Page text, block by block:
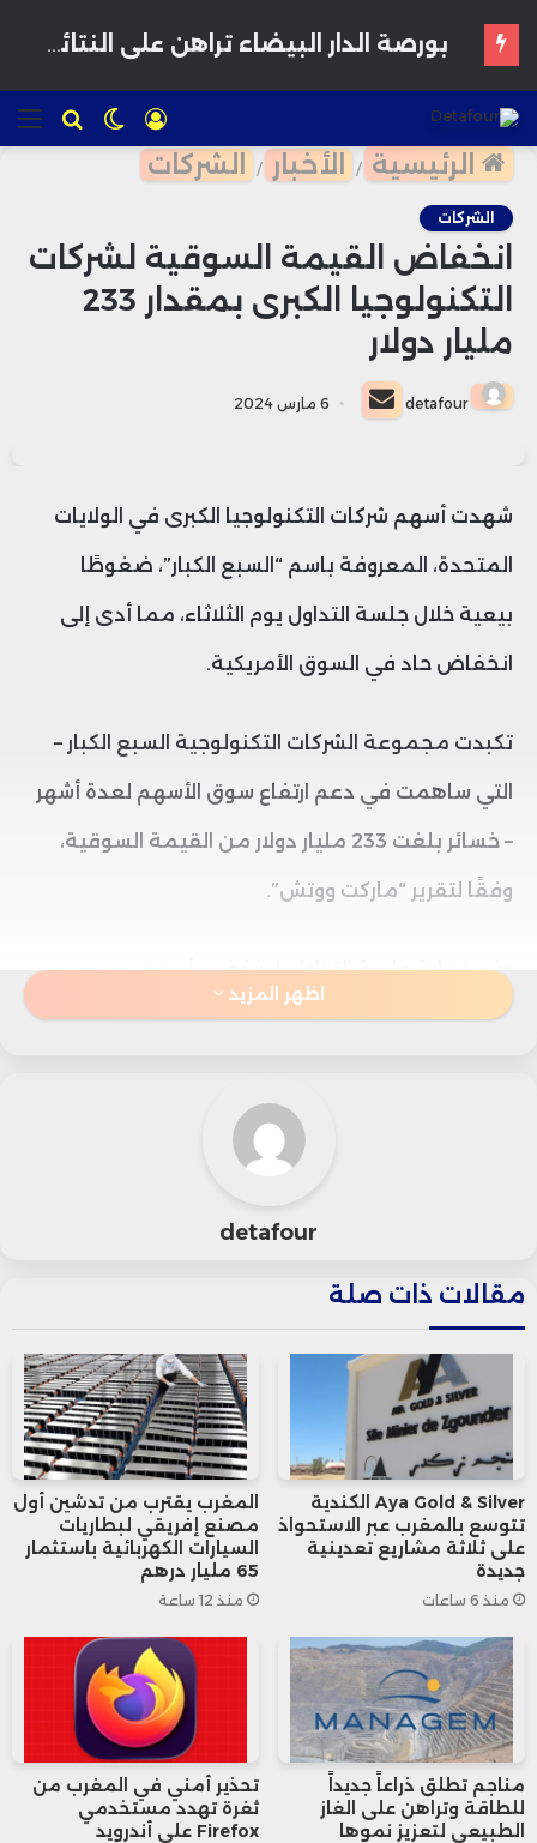
للبحث الوضع
المظلم
تسجيل
الدخول
الرئيسية / الأخبار / الشركات
الشركات
انخفاض القيمة السوقية لشركات
التكنولوجيا الكبرى بمقدار 233
مليار دولار
detafour
أرسل
بريدا
6 مارس 2024
شهدت أسهم شركات التكنولوجيا الكبرى في الولايات
المتحدة، المعروفة باسم “السبع الكبار”، ضغوطًا
بيعية خلال جلسة التداول يوم الثلاثاء، مما أدى إلى
انخفاض حاد في السوق الأمريكية.
تكبدت مجموعة الشركات التكنولوجية السبع الكبار –
التي ساهمت في دعم ارتفاع سوق الأسهم لعدة أشهر
– خسائر بلغت 233 مليار دولار من القيمة السوقية،
وفقًا لتقرير “ماركت ووتش”.
وفي نهاية جلسة التداول، انخفضت أسهم
“مايكروسوفت” و”آبل” و”أمازون” و”ألفابت” و”ميتا
و1.95% و0.5% و1.6% و3.95% على التوالي، في حين
ارتفع سهم “إنفيديا” بنسبة 0.85%.
علق “بيتر كارديلو”، كبير استراتيجيي السوق في “سبارتان
كابيتال سيكيوريتيز”: “نحن نشهد تراجعًا، وسيعتمد
التوظيف في حال كانت أقوى من التوقعات”.
عزز المستثمرون من التراجع عن توقعاتهم بشأن
التوقيت وحجم خفض الفائدة المحتمل هذا العام، بعد
تصريحات مسؤولي الاحتياطي الفيدرالي بأنهم ليسوا
السياسة النقدية، مع استمرار التضخم في المستويات
التي تفوق الهدف السنوي للبنك المركزي البالغ 2%.
اظهر المزيد
detafour
مقالات ذات صلة
Aya Gold & Silver الكندية
تتوسع بالمغرب عبر الاستحواذ
على ثلاثة مشاريع تعدينية
جديدة
منذ 6 ساعات
المغرب يقترب من تدشين أول
مصنع إفريقي لبطاريات
السيارات الكهربائية باستثمار
65 مليار درهم
منذ 12 ساعة
مناجم تطلق ذراعاً جديداً
للطاقة وتراهن على الغاز
الطبيعي لتعزيز نموها
تحذير أمني في المغرب من
ثغرة تهدد مستخدمي
Firefox على أندرويد